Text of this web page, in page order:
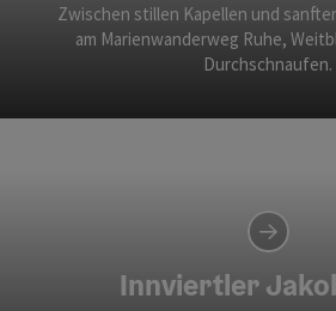
Zwischen stillen Kapellen und
am Marienwanderweg Ruhe,
Durchschnaufen.
Innviertler